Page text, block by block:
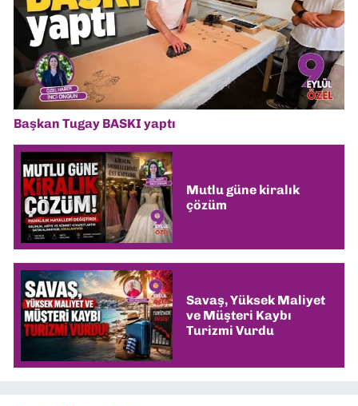
Başkan Tugay BASKI yaptı
Mutlu güne kiralık
çözüm
Savaş, Yüksek Maliyet
ve Müşteri Kaybı
Turizmi Vurdu